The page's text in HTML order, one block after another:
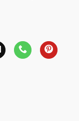
thống của